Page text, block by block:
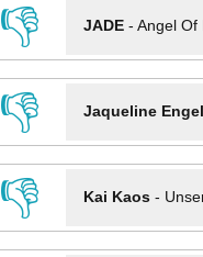
👎
JADE- Angel Of
👎
Jaqueline Engel
👎
Kai Kaos-